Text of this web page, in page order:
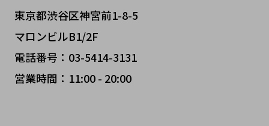
東京都渋谷区神宮前1-8-5
マロンビルB1/2F
電話番号：03-5414-3131
営業時間：11:00 - 20:00